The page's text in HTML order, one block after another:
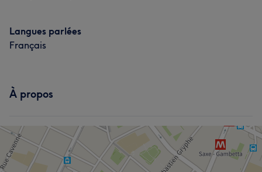
Langues parlées
Français
À propos